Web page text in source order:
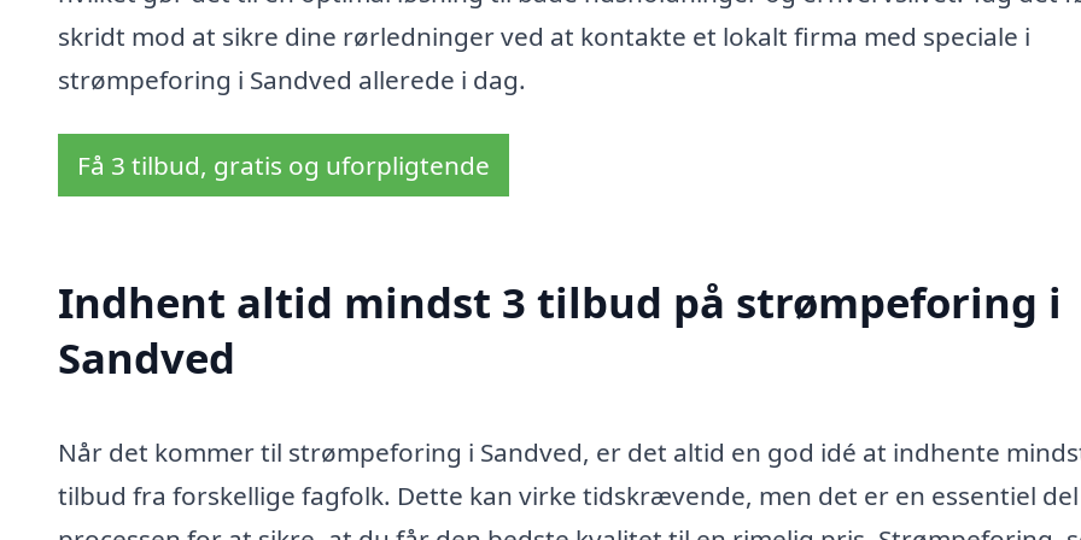
skridt mod at sikre dine rørledninger ved at kontakte et lokalt firma med speciale i
strømpeforing i Sandved allerede i dag.
Få 3 tilbud, gratis og uforpligtende
Indhent altid mindst 3 tilbud på strømpeforing i
Sandved
Når det kommer til strømpeforing i Sandved, er det altid en god idé at indhente
tilbud fra forskellige fagfolk. Dette kan virke tidskrævende, men det er en essentiel